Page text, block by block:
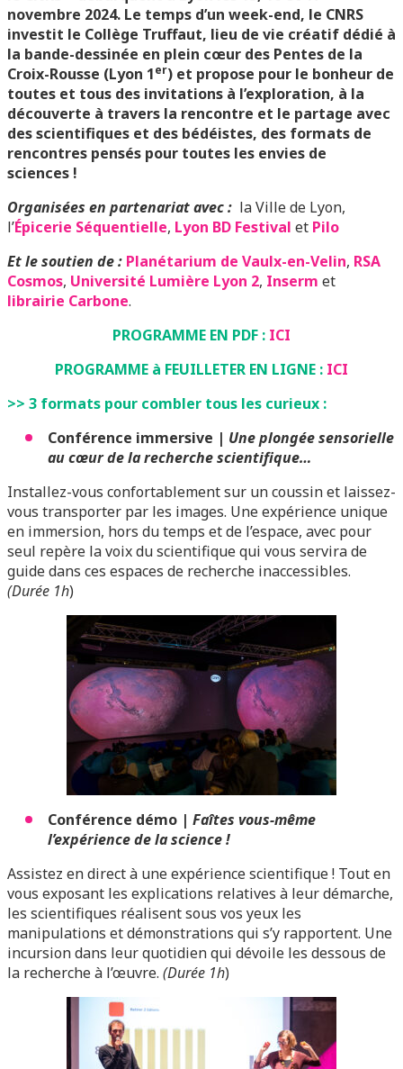
novembre 2024. Le temps d’un week-end, le CNRS
investit le Collège Truffaut, lieu de vie créatif dédié à
la bande-dessinée en plein cœur des Pentes de la
Croix-Rousse (Lyon 1er) et propose pour le bonheur de
toutes et tous des invitations à l’exploration, à la
découverte à travers la rencontre et le partage avec
des scientifiques et des bédéistes, des formats de
rencontres pensés pour toutes les envies de
sciences !
Organisées en partenariat avec : la Ville de Lyon,
l’Épicerie Séquentielle, Lyon BD Festival et Pilo
Et le soutien de : Planétarium de Vaulx-en-Velin, RSA
Cosmos, Université Lumière Lyon 2, Inserm et
librairie Carbone.
PROGRAMME EN PDF : ICI
PROGRAMME à FEUILLETER EN LIGNE : ICI
>> 3 formats pour combler tous les curieux :
Conférence immersive | Une plongée sensorielle
au cœur de la recherche scientifique…
Installez-vous confortablement sur un coussin et laissez-
vous transporter par les images. Une expérience unique
en immersion, hors du temps et de l’espace, avec pour
seul repère la voix du scientifique qui vous servira de
guide dans ces espaces de recherche inaccessibles.
(Durée 1h)
Conférence démo | Faîtes vous-même
l’expérience de la science !
Assistez en direct à une expérience scientifique ! Tout en
vous exposant les explications relatives à leur démarche,
les scientifiques réalisent sous vos yeux les
manipulations et démonstrations qui s’y rapportent. Une
incursion dans leur quotidien qui dévoile les dessous de
la recherche à l’œuvre. (Durée 1h)